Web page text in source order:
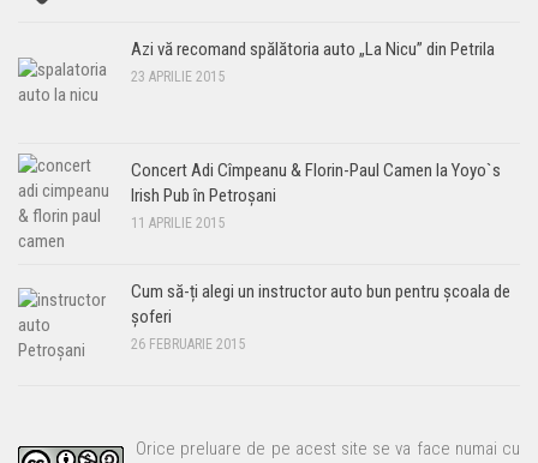
Azi vă recomand spălătoria auto „La Nicu” din Petrila
23 APRILIE 2015
Concert Adi Cîmpeanu & Florin-Paul Camen la Yoyo`s
Irish Pub în Petroșani
11 APRILIE 2015
Cum să-ți alegi un instructor auto bun pentru școala de
șoferi
26 FEBRUARIE 2015
Orice preluare de pe acest site se va face numai cu